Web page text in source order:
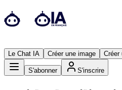
Le Chat IA Créer une image Créer
S'abonner S'inscrire